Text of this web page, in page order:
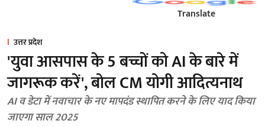
Translate
उत्तर प्रदेश
'युवा आसपास के 5 बच्चों को AI के बारे में
जागरूक करें', बोल CM योगी आदित्यनाथ
AI व डेटा में नवाचार के नए मापदंड स्थापित करने के लिए याद किया
जाएगा साल 2025